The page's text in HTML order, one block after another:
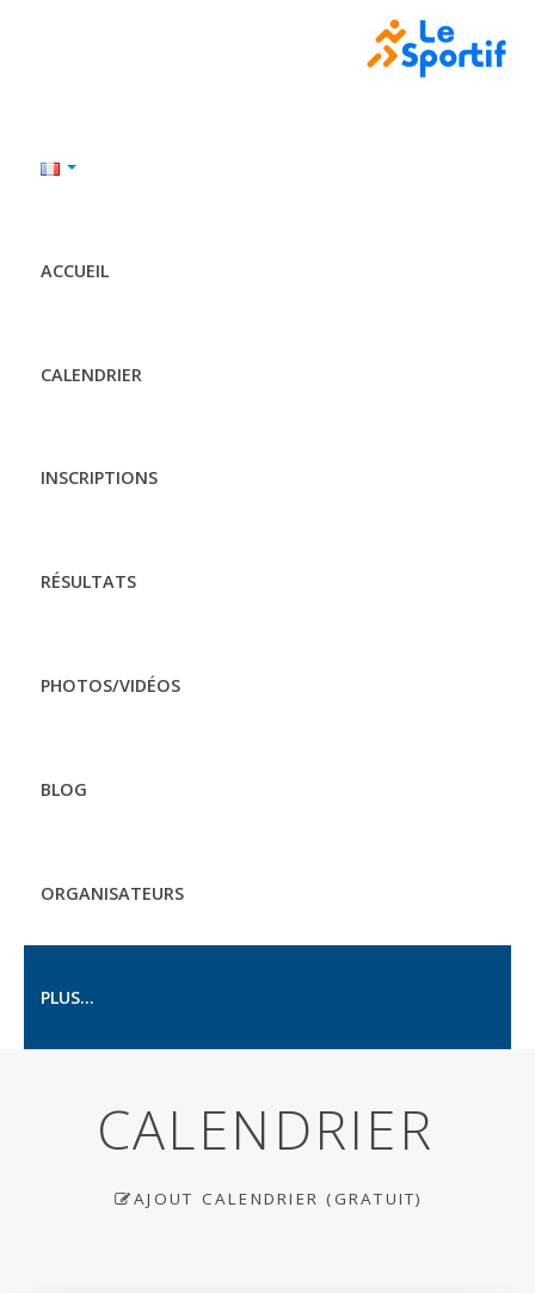
ACCUEIL
CALENDRIER
INSCRIPTIONS
RÉSULTATS
PHOTOS/VIDÉOS
BLOG
ORGANISATEURS
PLUS...
CALENDRIER
AJOUT CALENDRIER (GRATUIT)